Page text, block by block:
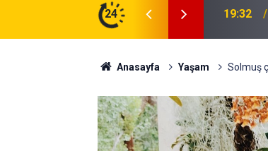
24 19:32
Anasayfa Yaşam Solmuş